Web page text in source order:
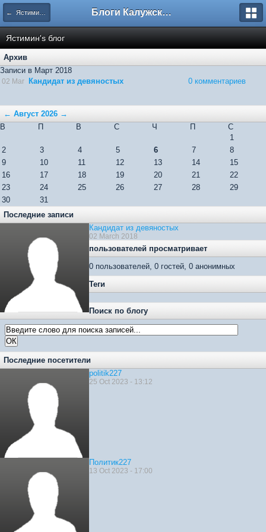
← Ястимин's блог Блоги Калужского перекрестка
Ястимин's блог
Архив
Записи в Март 2018
02 Mar Кандидат из девяностых 0 комментариев
← Август 2026 →
В
П В С Ч П
С
1
2
3 4 5 6 7
8
9
10 11 12 13 14
15
16
17 18 19 20 21
22
23
24 25 26 27 28
29
30
31
Последние записи
Кандидат из девяностых
02 March 2018
пользователей просматривает
0 пользователей, 0 гостей, 0 анонимных
Теги
Поиск по блогу
Последние посетители
politik227
25 Oct 2023 - 13:12
Политик227
13 Oct 2023 - 17:00